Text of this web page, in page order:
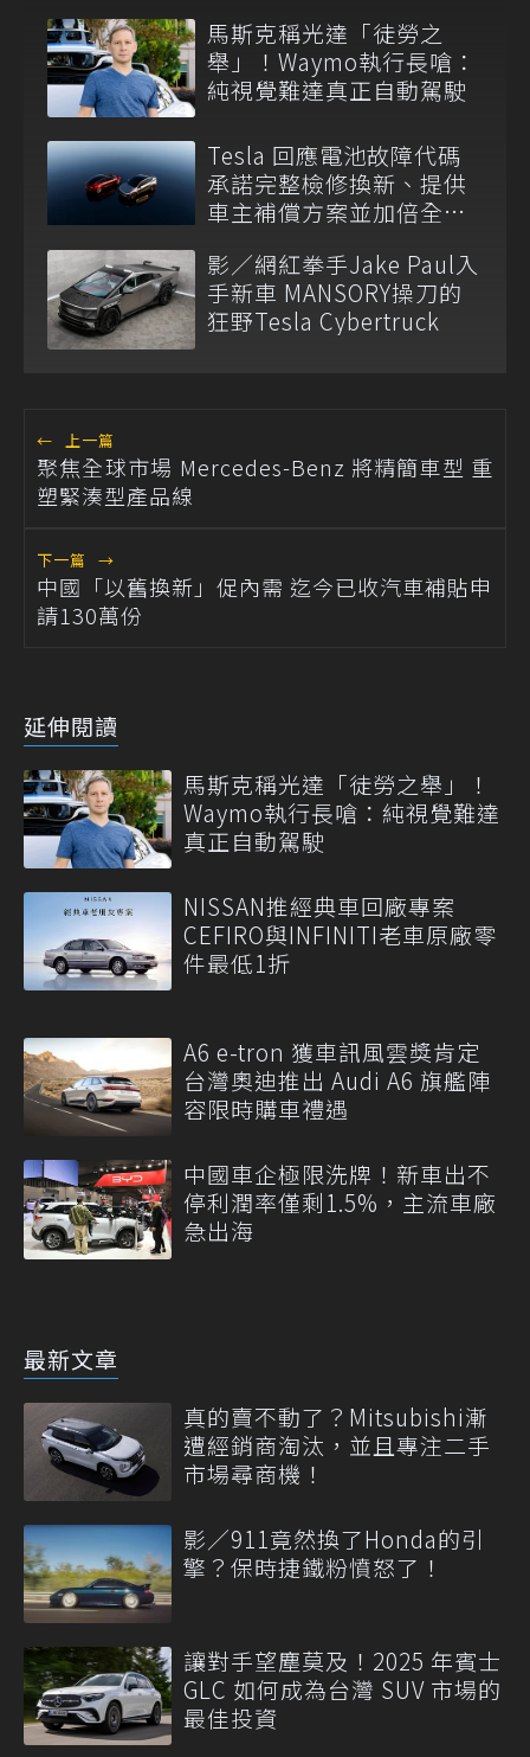
馬斯克稱光達「徒勞之
舉」！Waymo執行長嗆：
純視覺難達真正自動駕駛
Tesla 回應電池故障代碼
承諾完整檢修換新、提供
車主補償方案並加倍全台
影／網紅拳手Jake Paul入
手新車 MANSORY操刀的
狂野Tesla Cybertruck
← 上一篇
聚焦全球市場 Mercedes-Benz 將精簡車型 重
塑緊湊型產品線
下一篇 →
中國「以舊換新」促內需 迄今已收汽車補貼申
請130萬份
延伸閱讀
馬斯克稱光達「徒勞之舉」！
Waymo執行長嗆：純視覺難達
真正自動駕駛
NISSAN推經典車回廠專案
CEFIRO與INFINITI老車原廠零
件最低1折
A6 e-tron 獲車訊風雲獎肯定
台灣奧迪推出 Audi A6 旗艦陣
容限時購車禮遇
中國車企極限洗牌！新車出不
停利潤率僅剩1.5%，主流車廠
急出海
最新文章
真的賣不動了？Mitsubishi漸
遭經銷商淘汰，並且專注二手
市場尋商機！
影／911竟然換了Honda的引
擎？保時捷鐵粉憤怒了！
讓對手望塵莫及！2025 年賓士
GLC 如何成為台灣 SUV 市場的
最佳投資